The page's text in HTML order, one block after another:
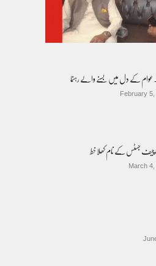
کے دل میں بسنے والے رہنما
February 5,
چیف جسٹس کے نام کھلا خط
March